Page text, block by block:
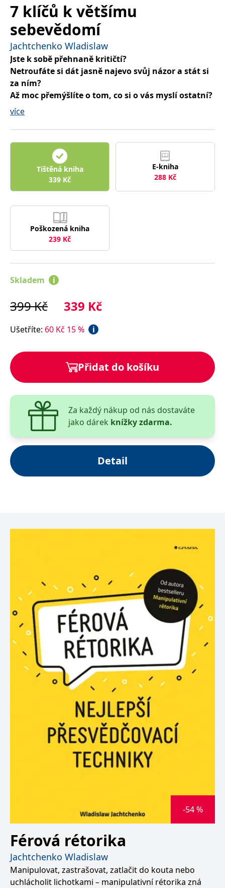
7 klíčů k většímu
sebevědomí
Jachtchenko Wladislaw
Jste k sobě přehnaně kritičtí?
Netroufáte si dát jasně najevo svůj názor a stát si
za ním?
Až moc přemýšlíte o tom, co si o vás myslí ostatní?
Dělá vám problém se rozhodnout?
Pokud obdivujete lidi, kteří si věří, s klidem zvládají
stresové situace a životem proplouvají s lehkostí, tato
kniha je přesně pro vás. Známý kouč a autor
bestsellerů vám ukáže,
jak za pomoci pozitivní
psychologiepřekonat své obavy,
posílit sebevědomí
a získat větší vnitřní klid.
Osvojíte si praktické techniky, díky kterým umlčíte
svého vnitřního kritika a začnete vést život, o jakém
jste vždy snili. Proměňte svůj pohled na sebe sama a
objevte nový rozměr sebevědomí!
více
Tištěná kniha
339 Kč
E-kniha
288 Kč
Poškozená kniha
239 Kč
Skladem i
399Kč 339 Kč
Ušetříte: 60 Kč 15% i
Přidat do košíku
Za každý nákup od nás dostaváte
jako dárek knížky zdarma.
Detail
-54 %
Férová rétorika
Jachtchenko Wladislaw
Manipulovat, zastrašovat, zatlačit do kouta nebo
uchlácholit lichotkami – manipulativní rétorika zná